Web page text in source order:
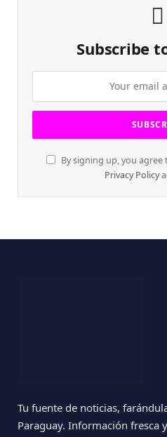
Subscribe
By signing up, you
Privacy Policy
Últimos Posts